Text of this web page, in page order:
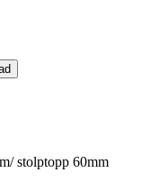
stolptopp 60mm